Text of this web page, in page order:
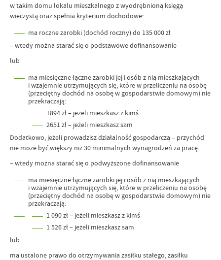
w takim domu lokalu mieszkalnego z wyodrębnioną księgą
wieczystą oraz spełnia kryterium dochodowe:
ma roczne zarobki (dochód roczny) do 135 000 zł
–wtedy można starać się o podstawowe dofinansowanie
lub
ma miesięczne łączne zarobki jej i osób z nią mieszkających
i wzajemnie utrzymujących się, które w przeliczeniu na osobę
(przeciętny dochód na osobę w gospodarstwie domowym) nie
przekraczają:
1894 zł – jeżeli mieszkasz z kimś
2651 zł – jeżeli mieszkasz sam
Dodatkowo, jeżeli prowadzisz działalność gospodarczą – przychód
nie może być większy niż 30 minimalnych wynagrodzeń za pracę.
–wtedy można starać się o podwyższone dofinansowanie
ma miesięczne łączne zarobki jej i osób z nią mieszkających
i wzajemnie utrzymujących się, które w przeliczeniu na osobę
(przeciętny dochód na osobę w gospodarstwie domowym) nie
przekraczają:
1 090 zł – jeżeli mieszkasz z kimś
1 526 zł – jeżeli mieszkasz sam
lub
ma ustalone prawo do otrzymywania zasiłku stałego, zasiłku